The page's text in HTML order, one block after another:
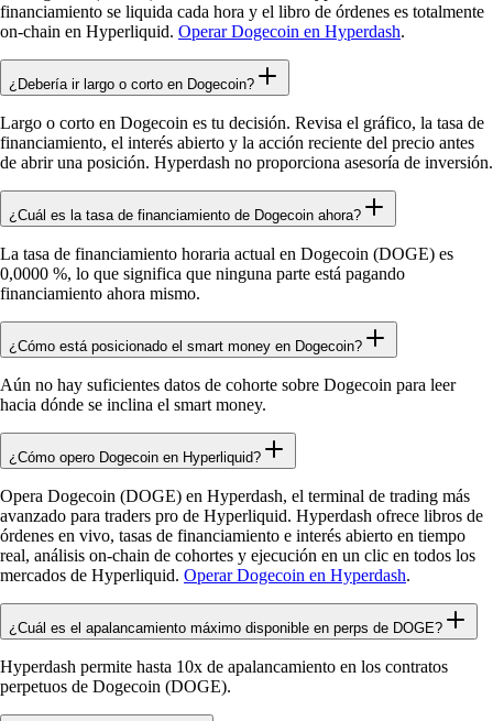
financiamiento se liquida cada hora y el libro de órdenes es totalmente
on-chain en Hyperliquid. Operar Dogecoin en Hyperdash.
¿Debería ir largo o corto en Dogecoin?
Largo o corto en Dogecoin es tu decisión. Revisa el gráfico, la tasa de
financiamiento, el interés abierto y la acción reciente del precio antes
de abrir una posición. Hyperdash no proporciona asesoría de inversión.
¿Cuál es la tasa de financiamiento de Dogecoin ahora?
La tasa de financiamiento horaria actual en Dogecoin (DOGE) es
0,0000 %, lo que significa que ninguna parte está pagando
financiamiento ahora mismo.
¿Cómo está posicionado el smart money en Dogecoin?
Aún no hay suficientes datos de cohorte sobre Dogecoin para leer
hacia dónde se inclina el smart money.
¿Cómo opero Dogecoin en Hyperliquid?
Opera Dogecoin (DOGE) en Hyperdash, el terminal de trading más
avanzado para traders pro de Hyperliquid. Hyperdash ofrece libros de
órdenes en vivo, tasas de financiamiento e interés abierto en tiempo
real, análisis on-chain de cohortes y ejecución en un clic en todos los
mercados de Hyperliquid. Operar Dogecoin en Hyperdash.
¿Cuál es el apalancamiento máximo disponible en perps de DOGE?
Hyperdash permite hasta 10x de apalancamiento en los contratos
perpetuos de Dogecoin (DOGE).